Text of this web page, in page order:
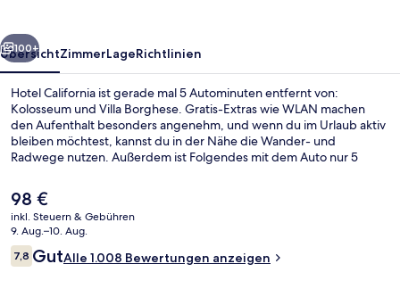
Weiter
100+
ÜbersichtZimmerLageRichtlinien
Hotel California ist gerade mal 5 Autominuten entfernt von:
Kolosseum und Villa Borghese. Gratis-Extras wie WLAN machen
den Aufenthalt besonders angenehm, und wenn du im Urlaub aktiv
bleiben möchtest, kannst du in der Nähe die Wander- und
Radwege nutzen. Außerdem ist Folgendes mit dem Auto nur 5
Reisende lieben das hilfsbereite Personal und das Frühstück. Die
öffentlichen Verkehrsmittel sind nur einen kurzen Fußmarsch
entfernt: Zur Straßenbahnhaltestelle Termini sind es nur wenige
Schritte und zur Straßenbahnhaltestelle Farini 2 Minuten.
Der
aktuelle
Preis
beträgt
98 €.
98 €
inkl. Steuern & Gebühren
9. Aug.–10. Aug.
Bewertungen
7,87,8 von 10.
GutAlle 1.008 Bewertungen anzeigen